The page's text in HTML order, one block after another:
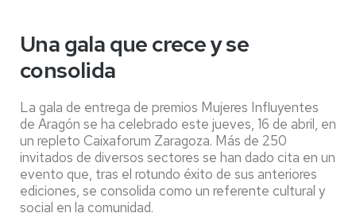
Una gala que crece y se
consolida
La gala de entrega de premios Mujeres Influyentes
de Aragón se ha celebrado este jueves, 16 de abril, en
un repleto Caixaforum Zaragoza. Más de 250
invitados de diversos sectores se han dado cita en un
evento que, tras el rotundo éxito de sus anteriores
ediciones, se consolida como un referente cultural y
social en la comunidad.